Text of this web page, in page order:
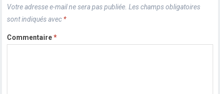
Votre adresse e-mail ne sera pas publiée. Les champs obligatoires
sont indiqués avec *
Commentaire*